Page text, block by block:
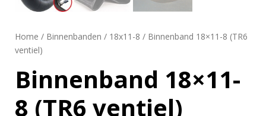
Home / Binnenbanden / 18x11-8 / Binnenband 18×11-8 (TR6
ventiel)
Binnenband 18×11-
8 (TR6 ventiel)